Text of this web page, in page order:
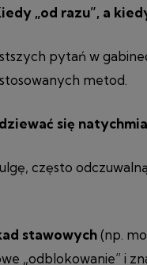
„od razu”, a
pytań w
metod.
się
często
stawowych(np.
„odblokowanie” i